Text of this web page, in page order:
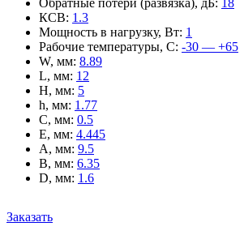
Обратные потери (развязка), дБ: 18
КСВ: 1.3
Мощность в нагрузку, Вт: 1
Рабочие температуры, С: -30 — +65
W, мм: 8.89
L, мм: 12
H, мм: 5
h, мм: 1.77
C, мм: 0.5
E, мм: 4.445
A, мм: 9.5
B, мм: 6.35
D, мм: 1.6
Заказать